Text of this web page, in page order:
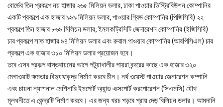
বোর্ডের তিন প্রকল্পে নয় হাজার ২৬৫ মিলিয়ন ডলার, ঢাকা পাওয়ার ডিস্ট্রিবিউশন কোম্পানির
একটি প্রকল্পে এক হাজার ৯৯৯ মিলিয়ন ডলার, পাওয়ার গ্রিড কোম্পানির (পিজিসিবি) ২২
প্রকল্পে তিন হাজার ৮৬৯ মিলিয়ন ডলার, ইমলকট্রিসিটি জেনারেশন কোম্পানির (ইজিসিবি)
চার প্রকল্পে সাত হাজার ৯৪ মিলিয়ন ডলার এবং রুরাল পাওয়ার কোম্পানির (আরপিসিএল) চার
প্রকল্পে এক হাজার ৩১০ মিলিয়ন ডলার প্রয়োজন হবে।
তবে এসব প্রকল্প বাস্তবায়নের আগে পটুয়াখালীর পায়রা বন্দরের কাছে এক হাজার ৩২০
মেগাওয়াট ক্ষমতার বিদ্যুৎকেন্দ্র নির্মাণ করবে চীন। নর্থ ওয়েস্ট পাওয়ার জেনারেশন কম্পানি
এবং চায়না ন্যাশনাল মেশিনারি ইমপোর্ট অ্যান্ড এক্সপোর্ট করপোরেশন (সিএমসি) যৌথ
মূলধনীতে এ কেন্দ্রটি নির্মাণ করবে। এর জন্য খরচ পড়বে প্রায় দেড় বিলিয়ন ডলার। আমদানি